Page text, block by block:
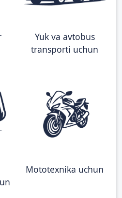
Yuk va avtobus
transporti uchun
Mototexnika uchun